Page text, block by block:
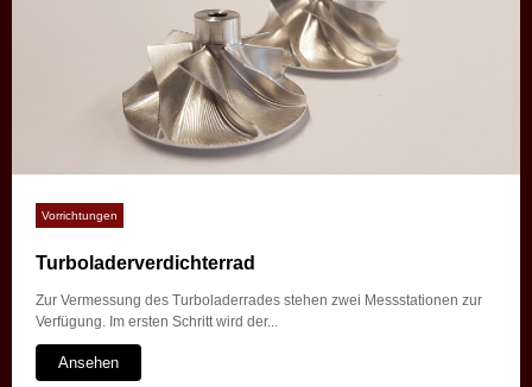
Vorrichtungen
Turboladerverdichterrad
Zur Vermessung des Turboladerrades stehen zwei Messstationen zur
Verfügung. Im ersten Schritt wird der...
Ansehen